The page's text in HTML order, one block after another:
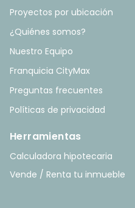
Proyectos por ubicación
¿Quiénes somos?
Nuestro Equipo
Franquicia CityMax
Preguntas frecuentes
Políticas de privacidad
Herramientas
Calculadora hipotecaria
Vende / Renta tu inmueble